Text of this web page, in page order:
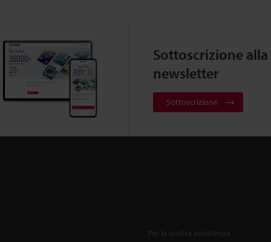
Sottoscrizione alla
newsletter
Sottoscrizione
Per la vostra assistenza